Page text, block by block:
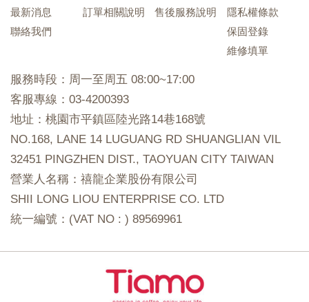
最新消息
聯絡我們
訂單相關說明
售後服務說明
隱私權條款
保固登錄
維修填單
服務時段：周一至周五 08:00~17:00
客服專線：03-4200393
地址：桃園市平鎮區陸光路14巷168號
NO.168, LANE 14 LUGUANG RD SHUANGLIAN VIL
32451 PINGZHEN DIST., TAOYUAN CITY TAIWAN
營業人名稱：禧龍企業股份有限公司
SHII LONG LIOU ENTERPRISE CO. LTD
統一編號：(VAT NO : ) 89569961